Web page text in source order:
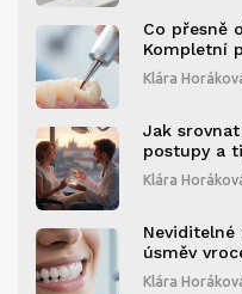
Co přesně
Kompletní
Klára
Jak
postupy a
Klára
úsměv
Klára